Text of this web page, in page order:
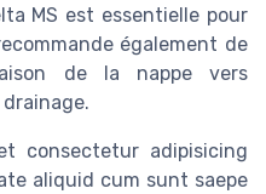
MS est essentielle pour
également de
de la nappe vers
consectetur adipisicing
aliquid cum sunt saepe